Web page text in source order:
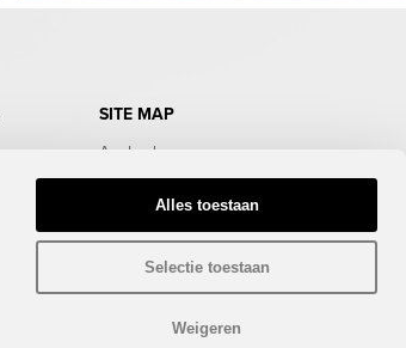
Alles toestaan
Selectie toestaan
Weigeren
SITE MAP
Aanbod
Doe de test
Gratis Infopakket
Magazine
Bezichtigingstrips
Infodagen